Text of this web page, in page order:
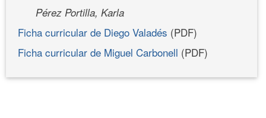
Pérez Portilla, Karla
Ficha curricular de Diego Valadés (PDF)
Ficha curricular de Miguel Carbonell (PDF)